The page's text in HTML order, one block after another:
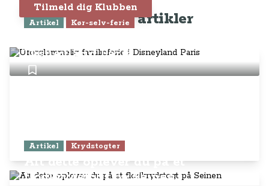
Tilmeld dig Klubben
Seneste artikler
Artikel Kør-selv-ferie
Disneyland Paris
Artikel Krydstogter
Alt dette oplever du på et
flodkrydstogt på Seinen